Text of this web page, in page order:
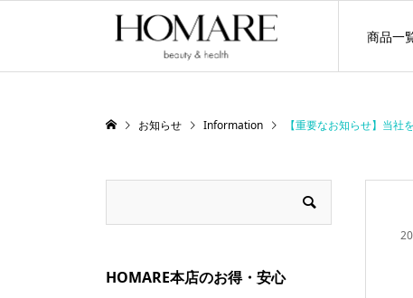
商品一
お知らせ Information 【重要なお知らせ】当社
HOMARE本店のお得・安心